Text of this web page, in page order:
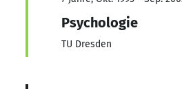
Psychologie
TU Dresden